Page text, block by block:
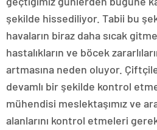
şekilde hissediliyor. Tabii bu
havaların biraz daha sıcak
hastalıkların ve böcek
artmasına neden oluyor.
devamlı bir şekilde kontrol
mühendisi meslektaşımız ve
alanlarını kontrol etmeleri